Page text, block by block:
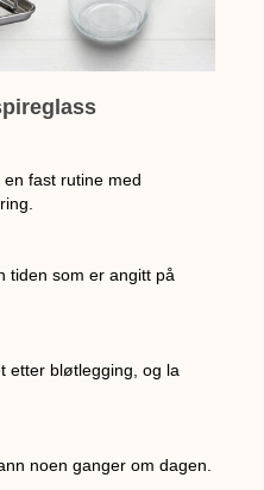
fast rutine med
tiden som er angitt på
etter bløtlegging, og la
noen ganger om dagen.